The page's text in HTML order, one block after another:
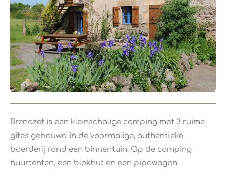
Brenazet is een kleinschalige camping met 3 ruime
gites gebouwd in de voormalige, authentieke
boerderij rond een binnentuin. Op de camping
huurtenten, een blokhut en een pipowagen.